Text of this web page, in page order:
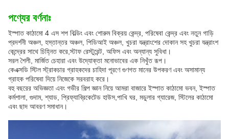
পণ্যের বর্ণনাঃ
ইস্পাত কাঠামো 4 এস শপ বিল্ডিং এবং শোরুম বিক্রয় কেন্দ্র, পরিষেবা কেন্দ্র এবং নতুন গাড়ি
প্রদর্শনী অঞ্চল, হস্তান্তর অঞ্চল, পিডিআই অঞ্চল, খুচরা যন্ত্রাংশের দোকান সহ খুচরা যন্ত্রাংশ
কেন্দ্রের সাথে চিহ্নিত করে,স্টাফ রেস্টুরেন্ট, অফিস এবং অন্যান্য সুবিধা।
সরল শৈলী, মার্জিত চেহারা এবং উদ্যোক্তা মনোভাবের এক নিখুঁত রূপ।
কেএক্সডি স্টিল স্ট্রাকচার গ্রাহকদের চাহিদা পূরণে গুণগত মানের উপকরণ এবং অসামান্য
গ্রাহক পরিষেবা দিয়ে নিজেকে সরবরাহ করে।
বহু বছরের অভিজ্ঞতা এবং গভীর শিল্প জ্ঞান নিয়ে আমরা বাজারে ইস্পাত কাঠামো ভবন, ইস্পাত
কর্মশালা, গুদাম, শ্যাড, প্রিফ্যাব্রিকেটেড হাউস,পাখি ঘর, মডুলার গ্যারেজ, স্টিলের কাঠামো
এবং ছাদ আবরণ সমাধান।